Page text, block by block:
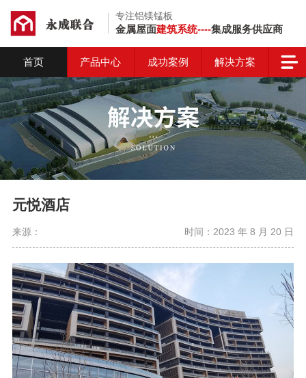
专注铝镁锰板
金属屋面建筑系统----集成服务供应商
首页 产品中心 成功案例 解决方案
元悦酒店
来源： 时间：2023 年 8 月 20 日